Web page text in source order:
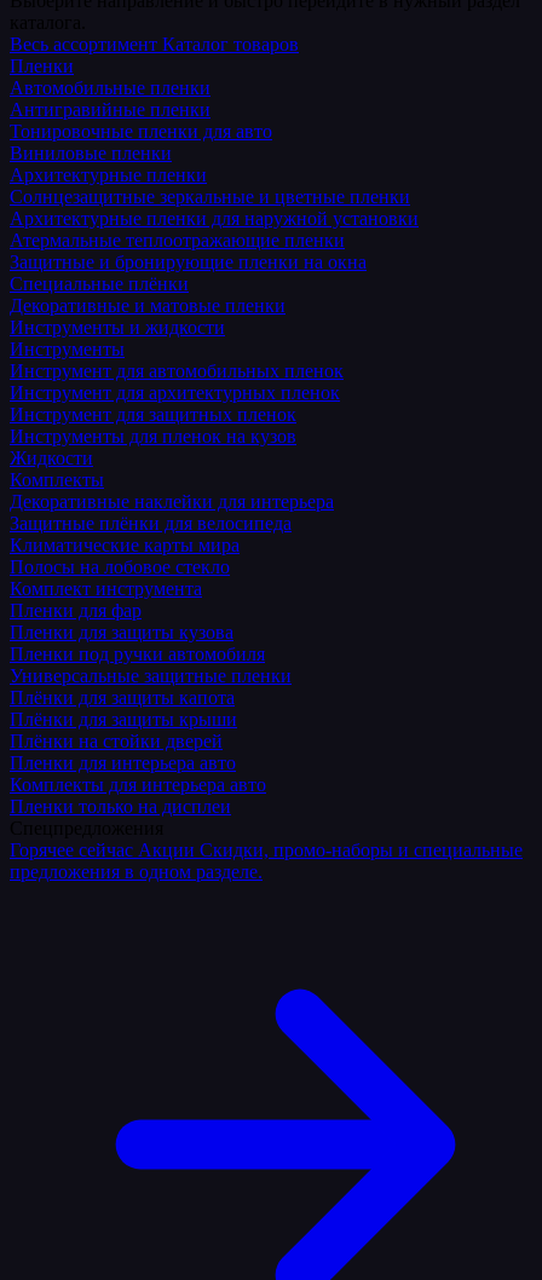
Весь ассортимент Каталог товаров
Пленки
Автомобильные пленки
Антигравийные пленки
Тонировочные пленки для авто
Виниловые пленки
Архитектурные пленки
Солнцезащитные зеркальные и цветные пленки
Архитектурные пленки для наружной установки
Атермальные теплоотражающие пленки
Защитные и бронирующие пленки на окна
Специальные плёнки
Декоративные и матовые пленки
Инструменты и жидкости
Инструменты
Инструмент для автомобильных пленок
Инструмент для архитектурных пленок
Инструмент для защитных пленок
Инструменты для пленок на кузов
Жидкости
Комплекты
Декоративные наклейки для интерьера
Защитные плёнки для велосипеда
Климатические карты мира
Полосы на лобовое стекло
Комплект инструмента
Пленки для фар
Пленки для защиты кузова
Пленки под ручки автомобиля
Универсальные защитные пленки
Плёнки для защиты капота
Плёнки для защиты крыши
Плёнки на стойки дверей
Пленки для интерьера авто
Комплекты для интерьера авто
Пленки только на дисплеи
Горячее сейчас Акции Скидки, промо-наборы и специальные
предложения в одном разделе.